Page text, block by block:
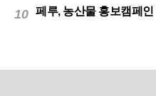
10 페루, 농산물 홍보캠페인